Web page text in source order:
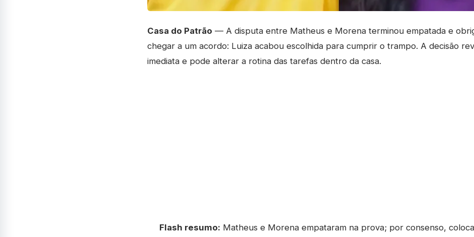
Casa do Patrão — A disputa entre Matheus e Morena terminou empatada e
chegar a um acordo: Luiza acabou escolhida para cumprir o trampo. A decisão
imediata e pode alterar a rotina das tarefas dentro da casa.
Flash resumo: Matheus e Morena empataram na prova; por consenso,